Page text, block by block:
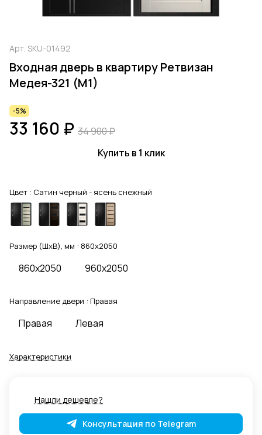
Арт. SKU-01492
Входная дверь в квартиру Ретвизан
Медея-321 (М1)
-5%
33 160 ₽ 34 900 ₽
Купить в 1 клик
Цвет : Сатин черный - ясень снежный
Размер (ШхВ), мм : 860x2050
860x2050 960x2050
Направление двери : Правая
Правая Левая
Характеристики
Нашли дешевле?
Консультация по Telegram